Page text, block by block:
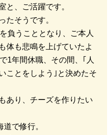
と、ご活躍です。
たそうです。
負うこととなり、ご本人
体も悲鳴を上げていたよ
1年間休職、その間、｢人
ことをしよう｣と決めたそ
あり、チーズを作りたい
で修行。